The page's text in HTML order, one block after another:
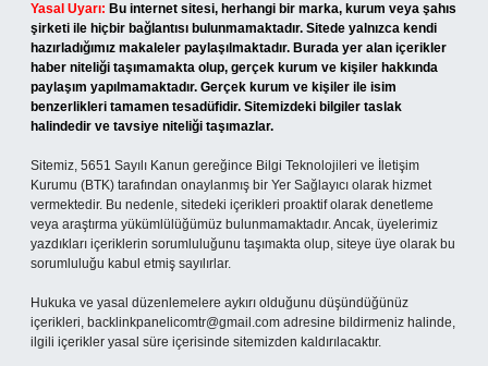
Yasal Uyarı: Bu internet sitesi, herhangi bir marka, kurum veya şahıs
şirketi ile hiçbir bağlantısı bulunmamaktadır. Sitede yalnızca kendi
hazırladığımız makaleler paylaşılmaktadır. Burada yer alan içerikler
haber niteliği taşımamakta olup, gerçek kurum ve kişiler hakkında
paylaşım yapılmamaktadır. Gerçek kurum ve kişiler ile isim
benzerlikleri tamamen tesadüfidir. Sitemizdeki bilgiler taslak
halindedir ve tavsiye niteliği taşımazlar.
Sitemiz, 5651 Sayılı Kanun gereğince Bilgi Teknolojileri ve İletişim
Kurumu (BTK) tarafından onaylanmış bir Yer Sağlayıcı olarak hizmet
vermektedir. Bu nedenle, sitedeki içerikleri proaktif olarak denetleme
veya araştırma yükümlülüğümüz bulunmamaktadır. Ancak, üyelerimiz
yazdıkları içeriklerin sorumluluğunu taşımakta olup, siteye üye olarak bu
sorumluluğu kabul etmiş sayılırlar.
Hukuka ve yasal düzenlemelere aykırı olduğunu düşündüğünüz
içerikleri, backlinkpanelicomtr@gmail.com adresine bildirmeniz halinde,
ilgili içerikler yasal süre içerisinde sitemizden kaldırılacaktır.